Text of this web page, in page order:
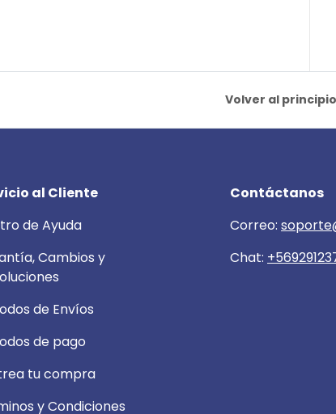
Volver al principio
al Cliente
de Ayuda
Cambios y
de Envíos
de pago
tu compra
y Condiciones
Contáctanos
Correo:
Chat: